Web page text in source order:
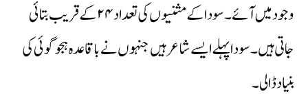
وجود میں آئے۔ سودا کے مثنیوں کی تعداد ۲۴ کے قریب بتائی
جاتی ہیں۔ سودا پہلے ایسے شاعر ہیں جنہوں نے باقاعدہ ہجو گوئی کی
بنیاد ڈالی۔